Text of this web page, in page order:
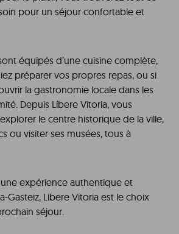
pour un séjour confortable et
équipés d’une cuisine complète,
préparer vos propres repas, ou si
la gastronomie locale dans les
Depuis Líbere Vitoria, vous
le centre historique de la ville,
ou visiter ses musées, tous à
expérience authentique et
Gasteiz, Líbere Vitoria est le choix
séjour.